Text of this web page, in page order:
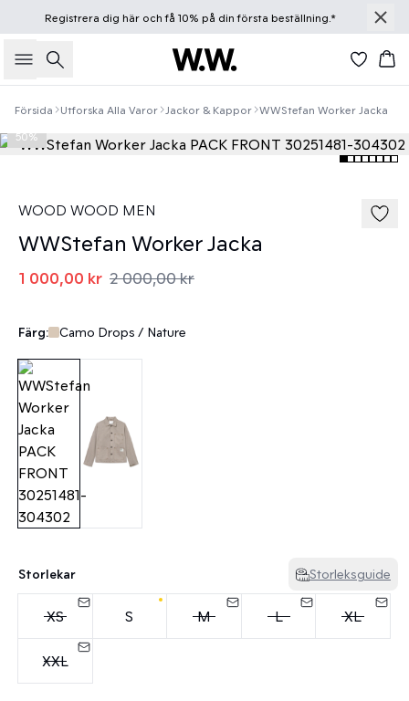
Registrera dig häroch få 10% på din första beställning.*
Sök
Försida Utforska Alla Varor Jackor & Kappor WWStefan Worker Jacka
50%
WOOD WOOD MEN
WWStefan Worker Jacka
1 000,00 kr 2 000,00 kr
Färg: Camo Drops / Nature
Storlekar Storleksguide
XS S M L XL
XXL